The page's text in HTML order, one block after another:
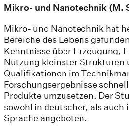
Mikro- und Nanotechnik (M.
Mikro- und Nanotechnik hat
Bereiche des Lebens
Kenntnisse über Erzeugung,
Nutzung kleinster Strukturen
Qualifikationen im
Forschungsergebnisse
Produkte umzusetzen. Der
sowohl in deutscher, als auch
Sprache angeboten.